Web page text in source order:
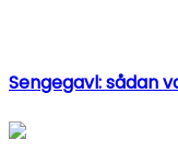
Sengegavl: sådan